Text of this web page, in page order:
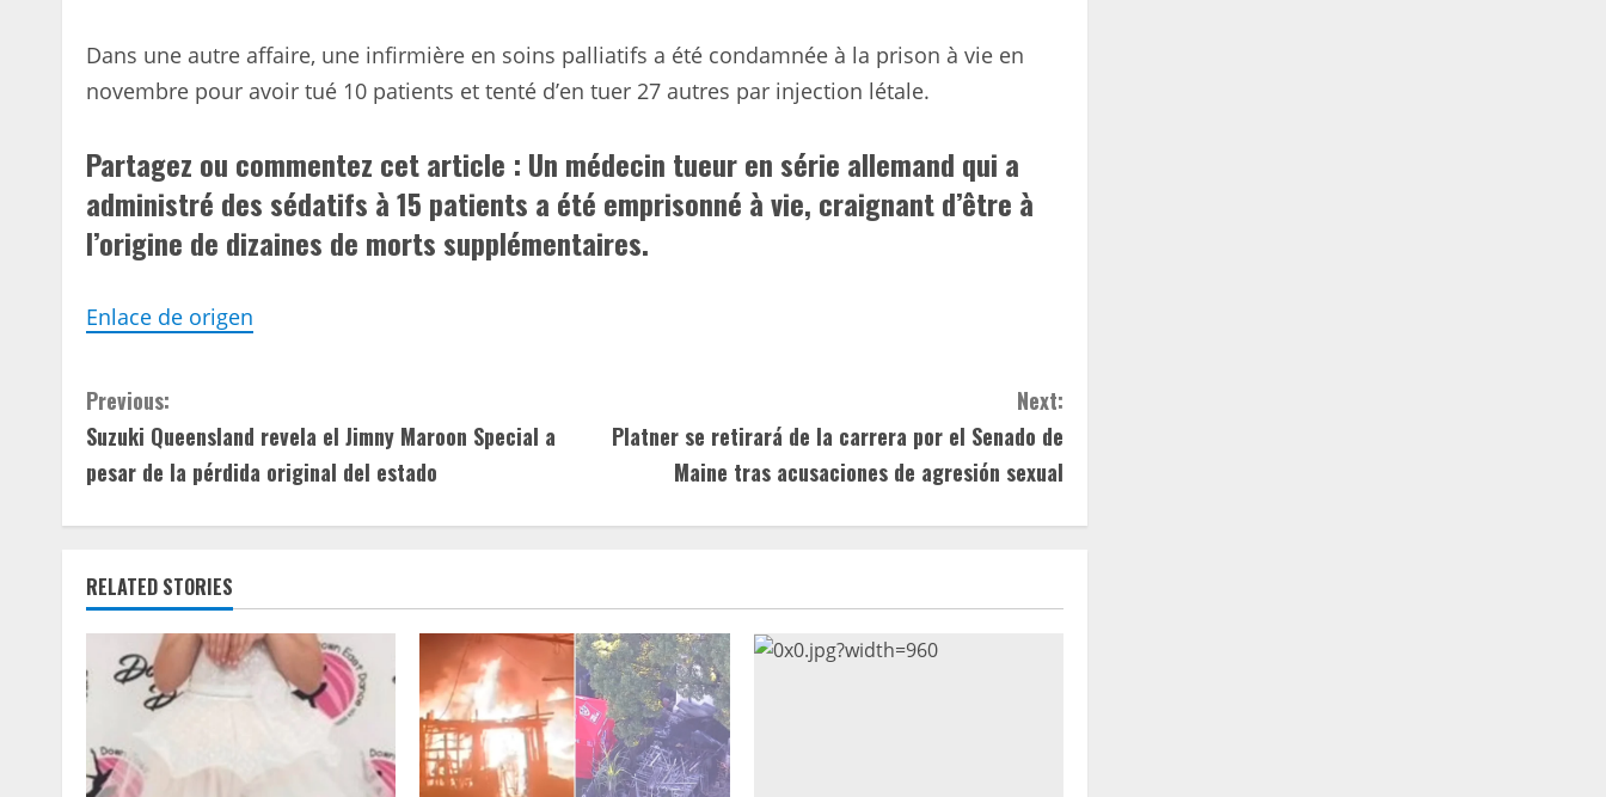
Dans une autre affaire, une infirmière en soins palliatifs a été condamnée à la prison à vie en
novembre pour avoir tué 10 patients et tenté d’en tuer 27 autres par injection létale.
Partagez ou commentez cet article : Un médecin tueur en série allemand qui a
administré des sédatifs à 15 patients a été emprisonné à vie, craignant d’être à
l’origine de dizaines de morts supplémentaires.
Enlace de origen
C
o
i
n
u
e
Previous:
Suzuki Queensland revela el Jimny Maroon Special a
pesar de la pérdida original del estado
Next:
Platner se retirará de la carrera por el Senado de
Maine tras acusaciones de agresión sexual
RELATED STORIES